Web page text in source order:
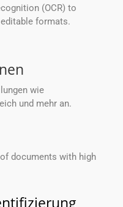
(OCR) to
formats.
wie
und mehr an.
documents with high